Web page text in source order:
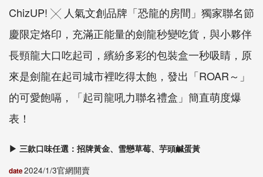
ChizUP! ╳ 人氣文創品牌「恐龍的房間」獨家聯名節
慶限定烙印，充滿正能量的劍龍秒變吃貨，與小夥伴
長頸龍大口吃起司，繽紛多彩的包裝盒一秒吸睛，原
來是劍龍在起司城市裡吃得太飽，發出「ROAR～」
的可愛飽嗝，「起司龍吼力聯名禮盒」簡直萌度爆
表！
▶ 三款口味任選：招牌黃金、雪戀草莓、芋頭鹹蛋黃
date2024/1/3官網開賣